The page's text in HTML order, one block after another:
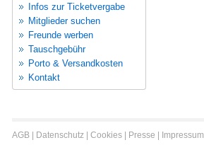
Infos zur Ticketvergabe
Mitglieder suchen
Freunde werben
Tauschgebühr
Porto & Versandkosten
Kontakt
AGB | Datenschutz | Cookies | Presse | Impressum